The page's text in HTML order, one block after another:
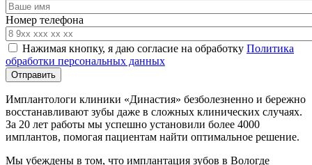
Номер телефона
Нажимая кнопку, я даю согласие на обработку Политика
обработки персональных данных
Имплантологи клиники «Династия» безболезненно и бережно
восстанавливают зубы даже в сложных клинических случаях.
За 20 лет работы мы успешно установили более 4000
имплантов, помогая пациентам найти оптимальное решение.
Мы убеждены в том, что имплантация зубов в Вологде